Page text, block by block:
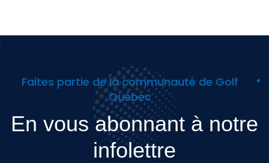
Faites partie de la communauté de Golf
Québec
En vous abonnant à notre
infolettre